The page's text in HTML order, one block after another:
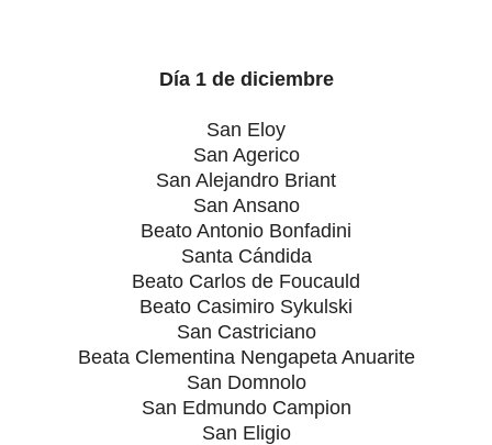
Día 1 de diciembre
San Eloy
San Agerico
San Alejandro Briant
San Ansano
Beato Antonio Bonfadini
Santa Cándida
Beato Carlos de Foucauld
Beato Casimiro Sykulski
San Castriciano
Beata Clementina Nengapeta Anuarite
San Domnolo
San Edmundo Campion
San Eligio